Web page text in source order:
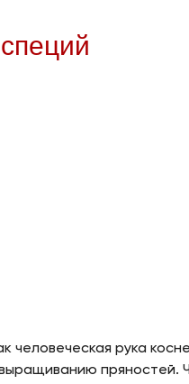
человеческая рука
пряностей.